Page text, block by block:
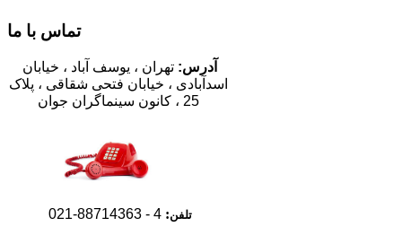
تماس با ما
آدرس: تهران ، یوسف آباد ، خیابان
اسدآبادی ، خیابان فتحی شقاقی ، پلاک
25 ،کانون سینماگران جوان
تلفن:
4 -
88714363-021